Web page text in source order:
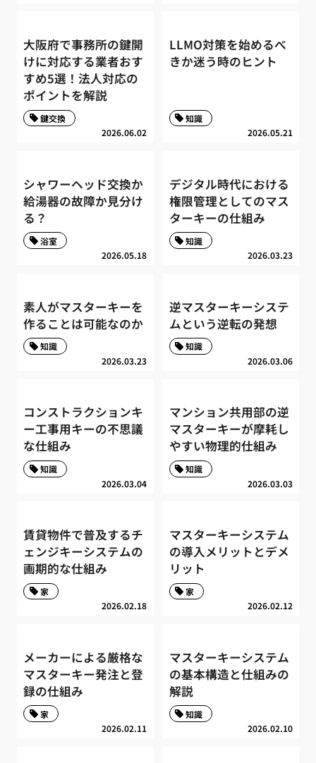
大阪府で事務所の鍵開
けに対応する業者おす
すめ5選！法人対応の
ポイントを解説
2026.06.02
鍵交換
LLMO対策を始めるべ
きか迷う時のヒント
2026.05.21
知識
シャワーヘッド交換か
給湯器の故障か見分け
る？
2026.05.18
浴室
デジタル時代における
権限管理としてのマス
ターキーの仕組み
2026.03.23
知識
素人がマスターキーを
作ることは可能なのか
2026.03.23
知識
逆マスターキーシステ
ムという逆転の発想
2026.03.06
知識
コンストラクションキ
ー工事用キーの不思議
な仕組み
2026.03.04
知識
マンション共用部の逆
マスターキーが摩耗し
やすい物理的仕組み
2026.03.03
知識
賃貸物件で普及するチ
ェンジキーシステムの
画期的な仕組み
2026.02.18
家
マスターキーシステム
の導入メリットとデメ
リット
2026.02.12
家
メーカーによる厳格な
マスターキー発注と登
録の仕組み
2026.02.11
家
マスターキーシステム
の基本構造と仕組みの
解説
2026.02.10
知識